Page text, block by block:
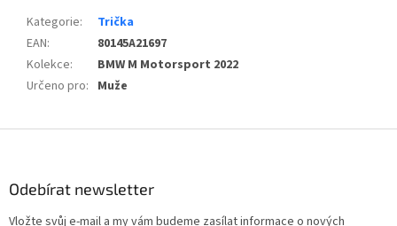
Kategorie:
Trička
EAN:
80145A21697
Kolekce:
BMW M Motorsport 2022
Určeno pro: Muže
Odebírat newsletter
Vložte svůj e-mail a my vám budeme zasílat informace o nových